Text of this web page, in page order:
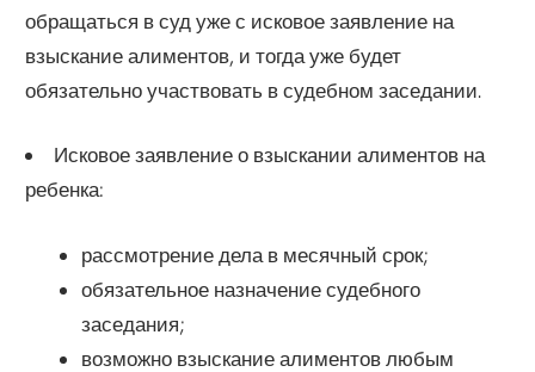
обращаться в суд уже с исковое заявление на
взыскание алиментов, и тогда уже будет
обязательно участвовать в судебном заседании.
Исковое заявление о взыскании алиментов на
ребенка:
рассмотрение дела в месячный срок;
обязательное назначение судебного
заседания;
возможно взыскание алиментов любым